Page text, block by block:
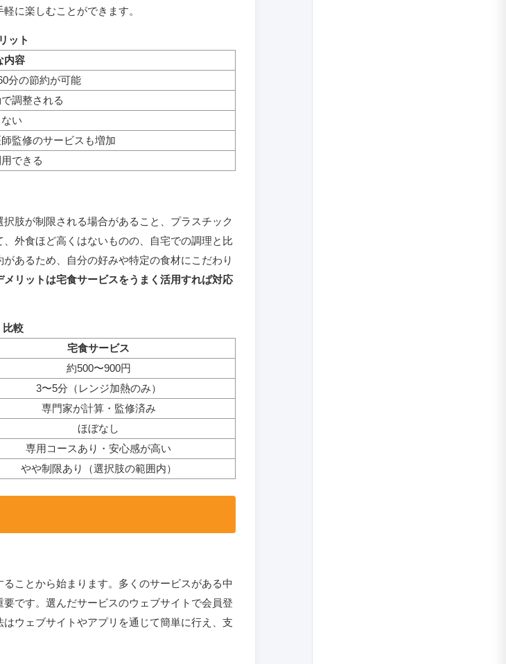
に楽しむことができます。
ット
内容
分の節約が可能
調整される
い
監修のサービスも増加
できる
肢が制限される場合があること、プラスチック
外食ほど高くはないものの、自宅での調理と比
あるため、自分の好みや特定の食材にこだわり
メリットは宅食サービスをうまく活用すれば対応
比較
宅食サービス
約500〜900円
3〜5分（レンジ加熱のみ）
専門家が計算・監修済み
ほぼなし
専用コースあり・安心感が高い
やや制限あり（選択肢の範囲内）
ことから始まります。多くのサービスがある中
です。選んだサービスのウェブサイトで会員登
ウェブサイトやアプリを通じて簡単に行え、支